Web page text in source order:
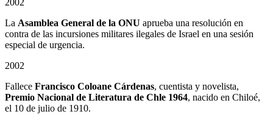
La Asamblea General de la ONU aprueba una resolución en
contra de las incursiones militares ilegales de Israel en una sesión
especial de urgencia.
2002
Fallece Francisco Coloane Cárdenas, cuentista y novelista,
Premio Nacional de Literatura de Chle 1964, nacido en Chiloé,
el 10 de julio de 1910.